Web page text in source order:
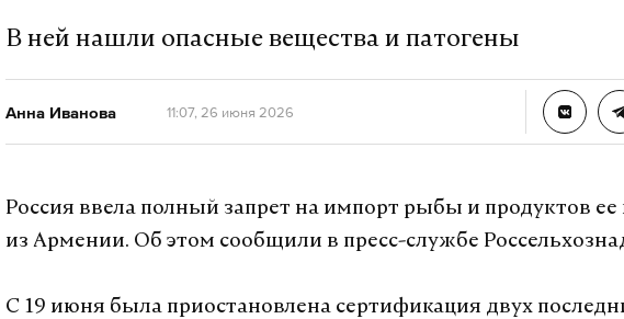
В ней нашли опасные вещества и патогены
Анна Иванова 11:07, 26 июня 2026
Россия ввела полный запрет на импорт рыбы и продуктов ее
из Армении. Об этом сообщили в пресс-службе
С 19 июня была приостановлена сертификация двух